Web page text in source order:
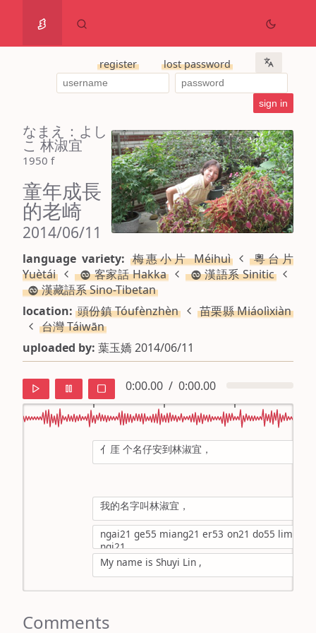
register lost password
なまえ：よし
こ 林淑宜
1950 f
童年成長
的老崎
2014/06/11
language variety: 梅惠小片 Méihuì
粵台片
Yuètái
客家話 Hakka
漢語系 Sinitic
漢藏語系 Sino-Tibetan
location:頭份鎮 Tóufènzhèn
苗栗縣 Miáolìxiàn
台灣 Táiwān
uploaded by: 葉玉嬌 2014/06/11
0:00.00 / 0:00.00
亻厓 个名仔安到林淑宜，
我的名字叫林淑宜，
ngai21 ge55 miang21 er53 on21 do55 lim21
ngi21，
My name is Shuyi Lin ,
Comments